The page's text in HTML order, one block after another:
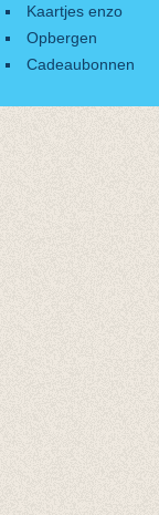
Kaartjes enzo
Opbergen
Cadeaubonnen